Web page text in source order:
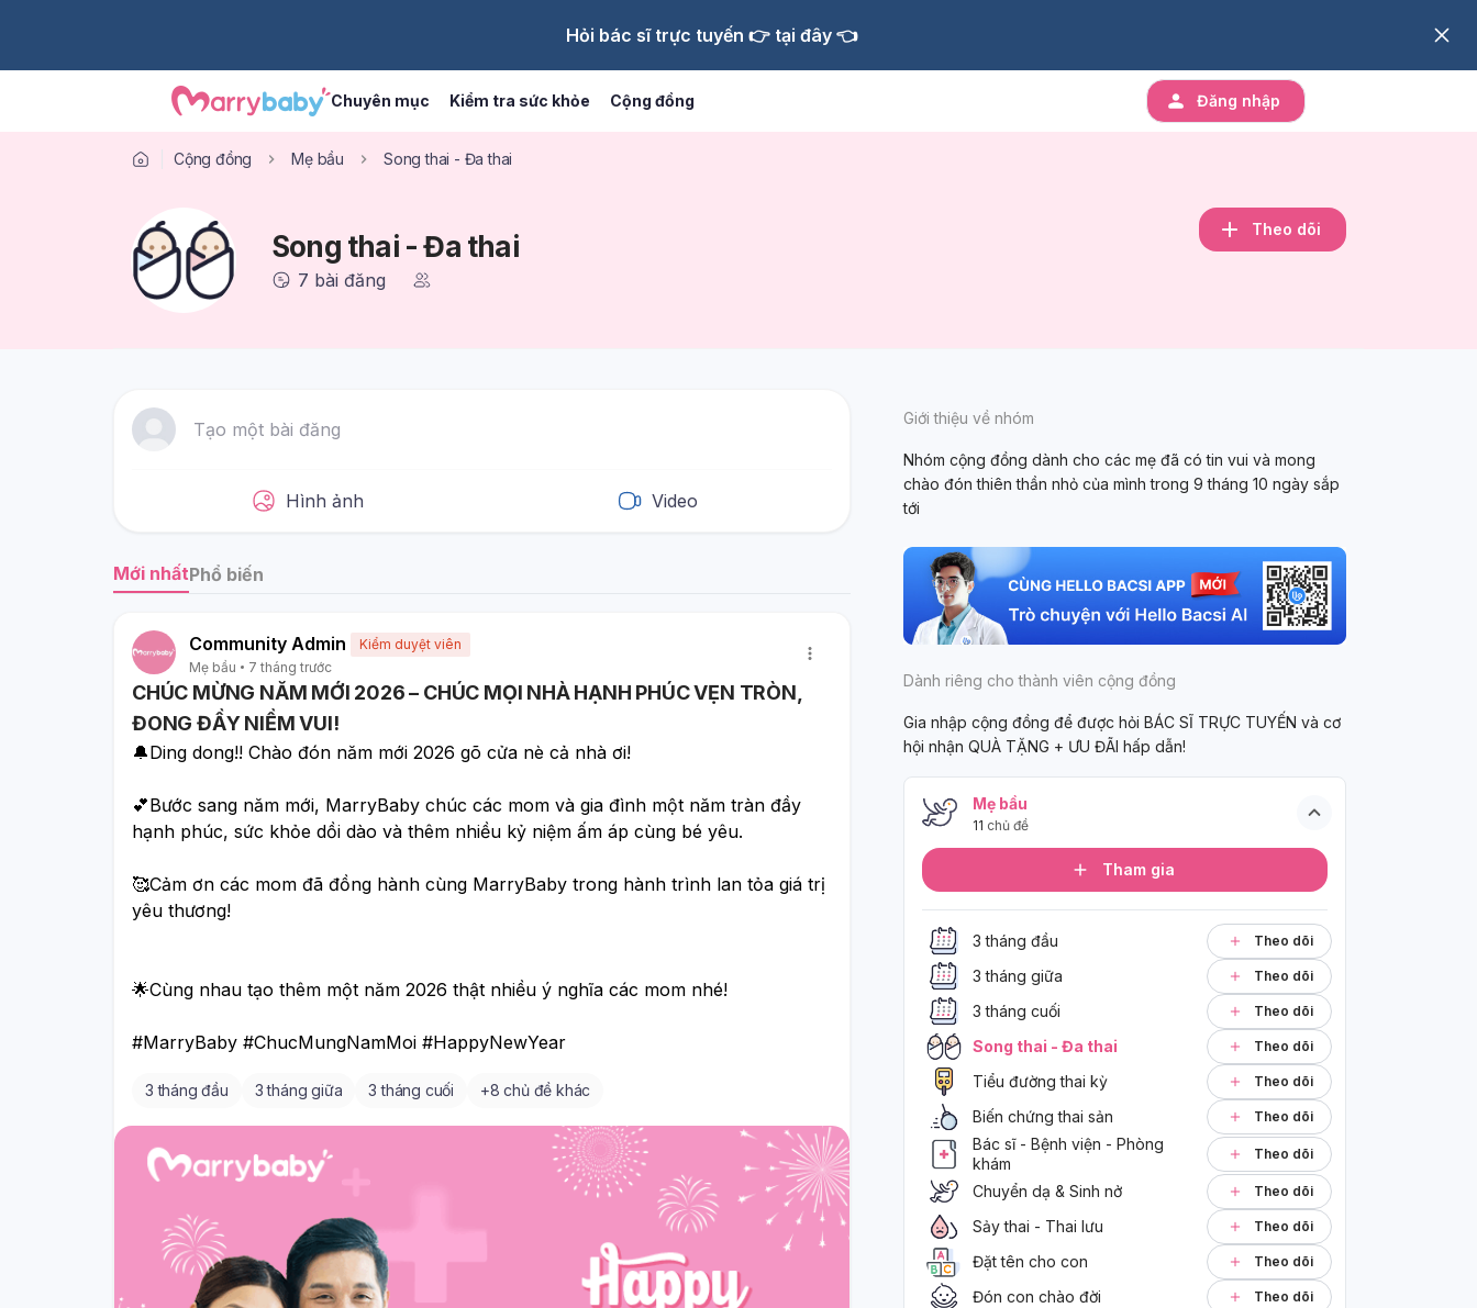
Hỏi bác sĩ trực tuyến 👉 tại đây 👈
Chuyên mục Kiểm tra sức khỏe Cộng đồng Đăng nhập
Cộng đồng Mẹ bầu Song thai - Đa thai
Song thai - Đa thai
7 bài đăng
Theo dõi
Tạo một bài đăng
Hình ảnh Video
Mới nhấtPhổ biến
Community Admin
Kiểm duyệt viên
Mẹ bầu
7 tháng trước
CHÚC MỪNG NĂM MỚI 2026 – CHÚC MỌI NHÀ HẠNH PHÚC VẸN TRÒN,
ĐONG ĐẦY NIỀM VUI!
🔔Ding dong!! Chào đón năm mới 2026 gõ cửa nè cả nhà ơi!
💕Bước sang năm mới, MarryBaby chúc các mom và gia đình một năm tràn đầy
hạnh phúc, sức khỏe dồi dào và thêm nhiều kỷ niệm ấm áp cùng bé yêu.
🥰Cảm ơn các mom đã đồng hành cùng MarryBaby trong hành trình lan tỏa giá trị
yêu thương!
🌟Cùng nhau tạo thêm một năm 2026 thật nhiều ý nghĩa các mom nhé!
#MarryBaby #ChucMungNamMoi #HappyNewYear
3 tháng đầu 3 tháng giữa 3 tháng cuối +8 chủ đề khác
Giới thiệu về nhóm
Nhóm cộng đồng dành cho các mẹ đã có tin vui và mong
chào đón thiên thần nhỏ của mình trong 9 tháng 10 ngày sắp
tới
Dành riêng cho thành viên cộng đồng
Gia nhập cộng đồng để được hỏi BÁC SĨ TRỰC TUYẾN và cơ
hội nhận QUÀ TẶNG + ƯU ĐÃI hấp dẫn!
Mẹ bầu
11 chủ đề
Tham gia
3 tháng đầu Theo dõi
3 tháng giữa Theo dõi
3 tháng cuối Theo dõi
Song thai - Đa thai Theo dõi
Tiểu đường thai kỳ Theo dõi
Biến chứng thai sản Theo dõi
Bác sĩ - Bệnh viện - Phòng
khám
Theo dõi
Chuyển dạ & Sinh nở Theo dõi
Sảy thai - Thai lưu Theo dõi
Đặt tên cho con Theo dõi
Đón con chào đời Theo dõi